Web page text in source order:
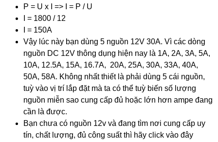
P = U x I => I = P / U
I = 1800 / 12
I = 150A
Vậy lúc này bạn dùng 5 nguồn 12V 30A. Vì các dòng
nguồn DC 12V thông dụng hiện nay là 1A, 2A, 3A, 5A,
10A, 12.5A, 15A, 16.7A, 20A, 25A, 30A, 33A, 40A,
50A, 58A. Không nhất thiết là phải dùng 5 cái nguồn,
tuỳ vào vị trí lắp đặt mà ta có thể tuỳ biến số lượng
nguồn miễn sao cung cấp đủ hoặc lớn hơn ampe đang
cần là được.
Bạn chưa có nguồn 12v và đang tìm nơi cung cấp uy
tín, chất lượng, đủ công suất thì hãy click vào đây